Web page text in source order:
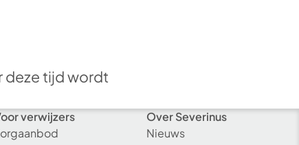
deze tijd wordt
verwijzers
Over Severinus
Nieuws